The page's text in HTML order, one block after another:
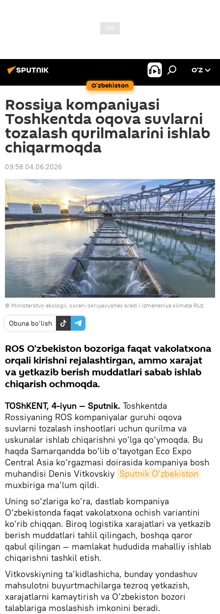
O‘zbekiston
O’Z
Rossiya kompaniyasi
Toshkentda oqova suvlarni
tozalash qurilmalarini ishlab
chiqarmoqda
09:58 04.06.2026
© Ministerstvo ekologii, oxrani okrujayushey sredi i izmeneniya klimata RUz.
Obuna bo‘lish
ROS O‘zbekiston bozoriga faqat vakolatxona
orqali kirishni rejalashtirgan, ammo xarajat
va yetkazib berish muddatlari sabab ishlab
chiqarish ochmoqda.
TOShKENT, 4-iyun — Sputnik. Toshkentda
Rossiyaning ROS kompaniyalar guruhi oqova
suvlarni tozalash inshootlari uchun qurilma va
uskunalar ishlab chiqarishni yo‘lga qo‘ymoqda. Bu
haqda Samarqandda bo‘lib o‘tayotgan Eco Expo
Central Asia ko‘rgazmasi doirasida kompaniya bosh
muhandisi Denis Vitkovskiy Sputnik O‘zbekiston
muxbiriga ma’lum qildi.
Uning so‘zlariga ko‘ra, dastlab kompaniya
O‘zbekistonda faqat vakolatxona ochish variantini
ko‘rib chiqqan. Biroq logistika xarajatlari va yetkazib
berish muddatlari tahlil qilingach, boshqa qaror
qabul qilingan — mamlakat hududida mahalliy ishlab
chiqarishni tashkil etish.
Vitkovskiyning ta’kidlashicha, bunday yondashuv
mahsulotni buyurtmachilarga tezroq yetkazish,
xarajatlarni kamaytirish va O‘zbekiston bozori
talablariga moslashish imkonini beradi.